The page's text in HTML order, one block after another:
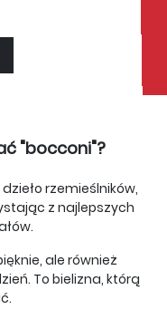
"bocconi"?
rzemieślników,
z najlepszych
ale również
To bielizna, którą